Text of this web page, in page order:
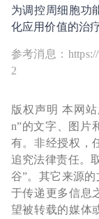
为调控周细胞功
化应用价值的治
参考消息：https://
2
版权声明 本网
n”的文字、图片
有。非经授权，
追究法律责任。
谷”。其它来源
于传递更多信息
望被转载的媒体